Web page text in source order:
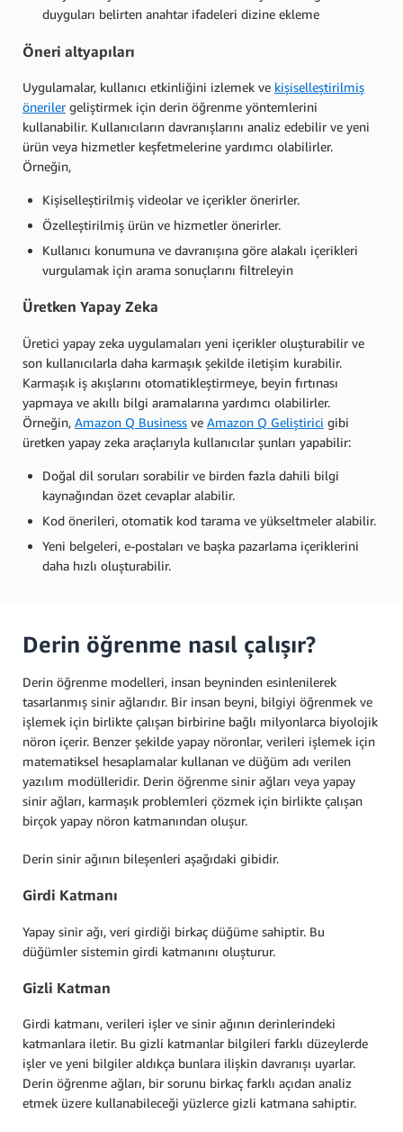
duyguları belirten anahtar ifadeleri dizine ekleme
Öneri altyapıları
Uygulamalar, kullanıcı etkinliğini izlemek ve kişiselleştirilmiş
önerilergeliştirmek için derin öğrenme yöntemlerini
kullanabilir. Kullanıcıların davranışlarını analiz edebilir ve yeni
ürün veya hizmetler keşfetmelerine yardımcı olabilirler.
Örneğin,
Kişiselleştirilmiş videolar ve içerikler önerirler.
Özelleştirilmiş ürün ve hizmetler önerirler.
Kullanıcı konumuna ve davranışına göre alakalı içerikleri
vurgulamak için arama sonuçlarını filtreleyin
Üretken Yapay Zeka
Üretici yapay zeka uygulamaları yeni içerikler oluşturabilir ve
son kullanıcılarla daha karmaşık şekilde iletişim kurabilir.
Karmaşık iş akışlarını otomatikleştirmeye, beyin fırtınası
yapmaya ve akıllı bilgi aramalarına yardımcı olabilirler.
Örneğin, Amazon Q Business ve Amazon Q Geliştirici gibi
üretken yapay zeka araçlarıyla kullanıcılar şunları yapabilir:
Doğal dil soruları sorabilir ve birden fazla dahili bilgi
kaynağından özet cevaplar alabilir.
Kod önerileri, otomatik kod tarama ve yükseltmeler alabilir.
Yeni belgeleri, e-postaları ve başka pazarlama içeriklerini
daha hızlı oluşturabilir.
Derin öğrenme nasıl çalışır?
Derin öğrenme modelleri, insan beyninden esinlenilerek
tasarlanmış sinir ağlarıdır. Bir insan beyni, bilgiyi öğrenmek ve
işlemek için birlikte çalışan birbirine bağlı milyonlarca biyolojik
nöron içerir. Benzer şekilde yapay nöronlar, verileri işlemek için
matematiksel hesaplamalar kullanan ve düğüm adı verilen
yazılım modülleridir. Derin öğrenme sinir ağları veya yapay
sinir ağları, karmaşık problemleri çözmek için birlikte çalışan
birçok yapay nöron katmanından oluşur.
Derin sinir ağının bileşenleri aşağıdaki gibidir.
Girdi Katmanı
Yapay sinir ağı, veri girdiği birkaç düğüme sahiptir. Bu
düğümler sistemin girdi katmanını oluşturur.
Gizli Katman
Girdi katmanı, verileri işler ve sinir ağının derinlerindeki
katmanlara iletir. Bu gizli katmanlar bilgileri farklı düzeylerde
işler ve yeni bilgiler aldıkça bunlara ilişkin davranışı uyarlar.
Derin öğrenme ağları, bir sorunu birkaç farklı açıdan analiz
etmek üzere kullanabileceği yüzlerce gizli katmana sahiptir.